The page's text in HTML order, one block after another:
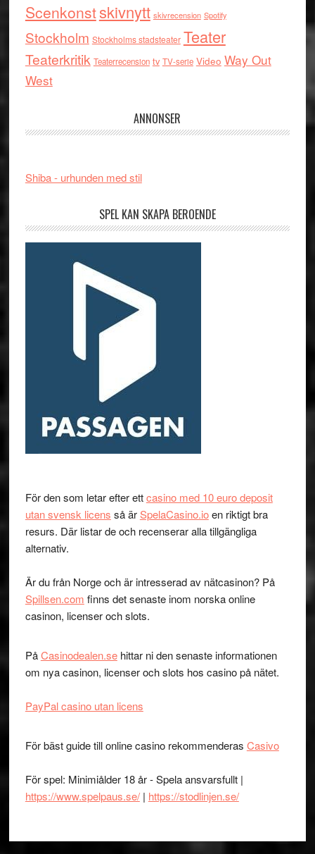
Scenkonstskivnytt skivrecension Spotify
Stockholm Stockholms stadsteater Teater
Teaterkritik Teaterrecension tv TV-serie Video Way Out
West
ANNONSER
Shiba - urhunden med stil
SPEL KAN SKAPA BEROENDE
För den som letar efter ettcasino med 10 euro deposit
utan svensk licens så ärSpelaCasino.ioen riktigt bra
resurs. Där listar de och recenserar alla tillgängliga
alternativ.
Är du från Norge och är intresserad av nätcasinon? På
Spillsen.com finns det senaste inom norska online
casinon, licenser och slots.
PåCasinodealen.sehittar ni den senaste informationen
om nya casinon, licenser och slots hos casino på nätet.
PayPal casino utan licens
För bäst guide till online casino rekommenderas Casivo
För spel: Minimiålder 18 år - Spela ansvarsfullt |
https://www.spelpaus.se/| https://stodlinjen.se/